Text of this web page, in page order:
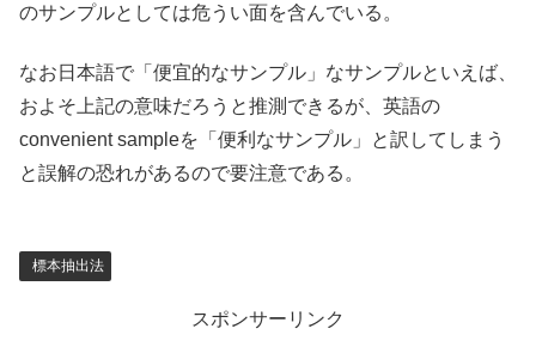
のサンプルとしては危うい面を含んでいる。
なお日本語で「便宜的なサンプル」なサンプルといえば、
およそ上記の意味だろうと推測できるが、英語の
convenient sampleを「便利なサンプル」と訳してしまう
と誤解の恐れがあるので要注意である。
標本抽出法
スポンサーリンク